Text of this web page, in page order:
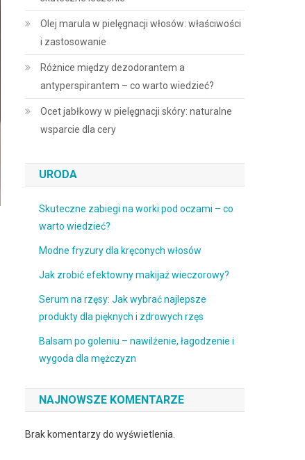
Olej marula w pielęgnacji włosów: właściwości
i zastosowanie
Różnice między dezodorantem a
antyperspirantem – co warto wiedzieć?
Ocet jabłkowy w pielęgnacji skóry: naturalne
wsparcie dla cery
URODA
Skuteczne zabiegi na worki pod oczami – co
warto wiedzieć?
Modne fryzury dla kręconych włosów
Jak zrobić efektowny makijaż wieczorowy?
Serum na rzęsy: Jak wybrać najlepsze
produkty dla pięknych i zdrowych rzęs
Balsam po goleniu – nawilżenie, łagodzenie i
wygoda dla mężczyzn
NAJNOWSZE KOMENTARZE
Brak komentarzy do wyświetlenia.